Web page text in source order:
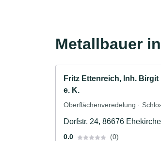
Metallbauer
Fritz Ettenreich, Inh.
e. K.
Oberflächenveredelung ·
Dorfstr. 24, 86676
0.0 (0)